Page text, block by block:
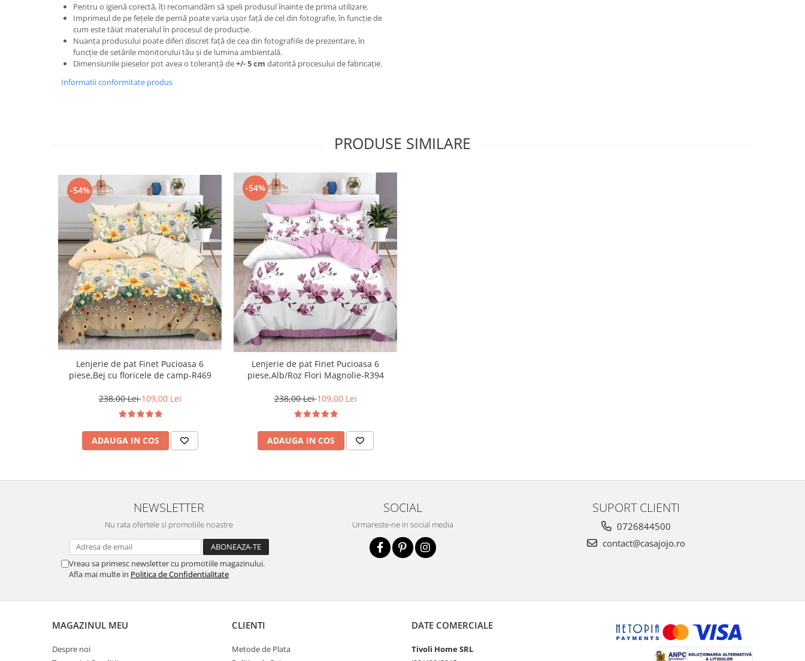
Pentru o igienă corectă, îți recomandăm să speli produsul înainte de prima utilizare.
Imprimeul de pe fețele de pernă poate varia ușor față de cel din fotografie, în funcție de
cum este tăiat materialul în procesul de producție.
Nuanța produsului poate diferi discret față de cea din fotografiile de prezentare, în
funcție de setările monitorului tău și de lumina ambientală.
Dimensiunile pieselor pot avea o toleranță de+/- 5 cm datorită procesului de fabricație.
Informatii conformitate produs
PRODUSE SIMILARE
-54%
Lenjerie de pat Finet Pucioasa 6
piese,Bej cu floricele de camp-R469
238,00 Lei109,00 Lei
ADAUGA IN COS
-54%
Lenjerie de pat Finet Pucioasa 6
piese,Alb/Roz Flori Magnolie-R394
238,00 Lei109,00 Lei
ADAUGA IN COS
NEWSLETTER
Nu rata ofertele si promotiile noastre
Vreau sa primesc newsletter cu promotiile magazinului.
Afla mai multe in Politica de Confidentialitate
SOCIAL
Urmareste-ne in social media
SUPORT CLIENTI
0726844500
contact@casajojo.ro
MAGAZINUL MEU
Despre noi
CLIENTI
Metode de Plata
DATE COMERCIALE
Tivoli Home SRL